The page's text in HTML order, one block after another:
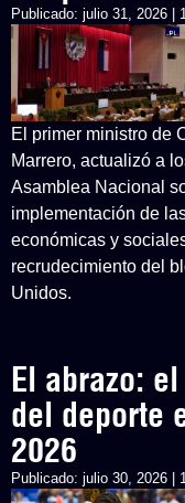
Publicado: julio 31, 2026 |
El primer ministro de
Marrero, actualizó a
Asamblea Nacional
implementación de
económicas y
recrudecimiento del
Unidos.
El abrazo:
del deporte
2026
Publicado: julio 30, 2026 |